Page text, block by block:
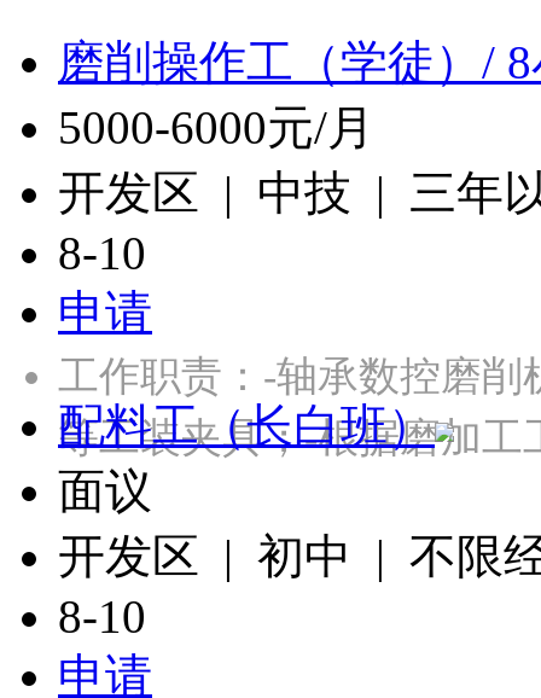
磨削操作工（学徒）/
5000-6000元/月
开发区 | 中技 | 三年
8-10
申请
工作职责：-轴承数控磨
等工装夹具；-根据磨加
配料工（长白班）
面议
开发区 | 初中 | 不限
8-10
申请